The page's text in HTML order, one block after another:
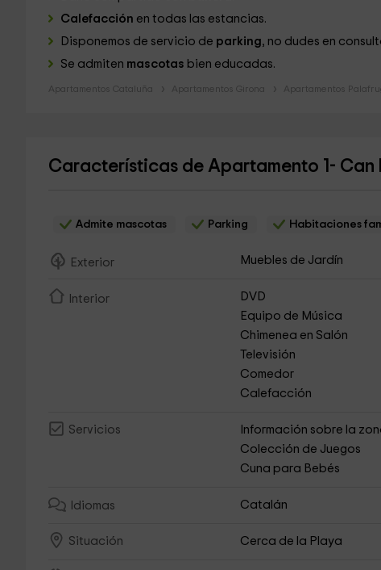
Calefacción en todas las estancias.
Disponemos de servicio de parking, no dudes en
Se admiten mascotas bien educadas.
Apartamentos Cataluña Apartamentos Girona Apartamentos
Características de Apartamento 1- Can
Admite mascotas Parking Habitaciones
Exterior Muebles de Jardín
Interior DVD
Equipo de Música
Chimenea en Salón
Televisión
Comedor
Calefacción
Servicios Información sobre la
Colección de Juegos
Cuna para Bebés
Idiomas Catalán
Situación Cerca de la Playa